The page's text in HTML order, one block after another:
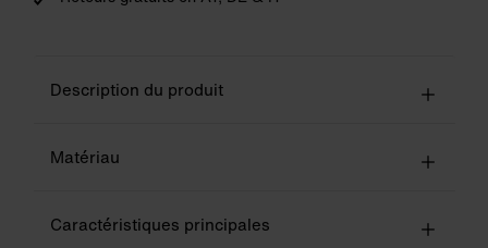
Description du produit
Matériau
Caractéristiques principales